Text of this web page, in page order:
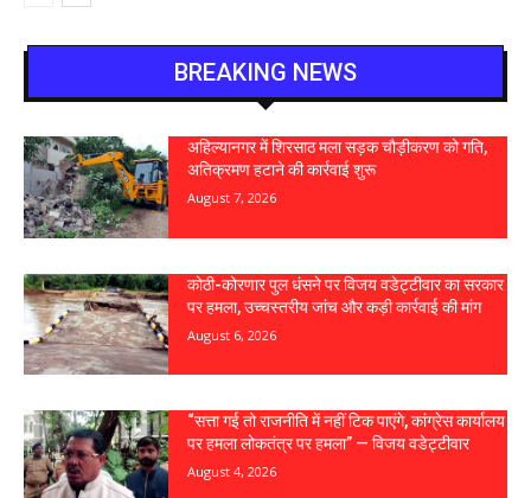
BREAKING NEWS
अहिल्यानगर में शिरसाठ मला सड़क चौड़ीकरण को गति,
अतिक्रमण हटाने की कार्रवाई शुरू
August 7, 2026
कोठी-कोरणार पुल धंसने पर विजय वडेट्टीवार का सरकार
पर हमला, उच्चस्तरीय जांच और कड़ी कार्रवाई की मांग
August 6, 2026
“सत्ता गई तो राजनीति में नहीं टिक पाएंगे, कांग्रेस कार्यालय
पर हमला लोकतंत्र पर हमला” — विजय वडेट्टीवार
August 4, 2026